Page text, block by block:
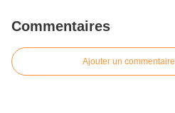
Commentaires
Ajouter un commentaire